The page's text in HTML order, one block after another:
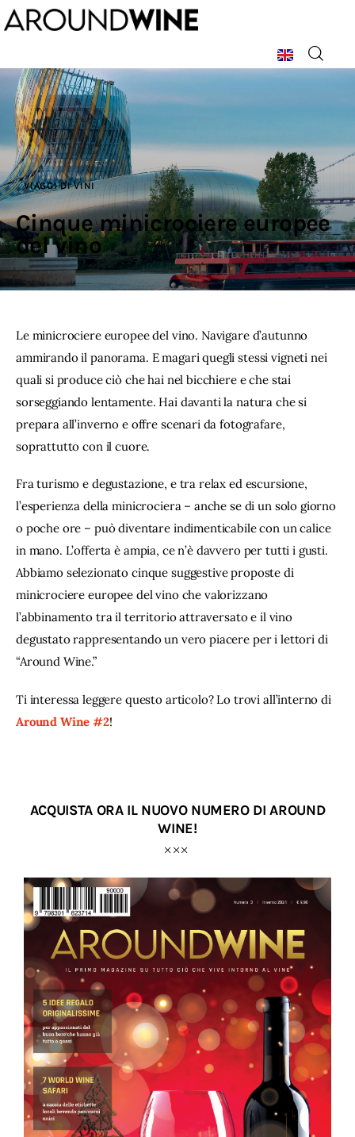
Home
Chi Siamo
La Rivista
Argomenti
Pubblicità
VIAGGI DI VINI
Cinque minicrociere europee
del vino
Le minicrociere europee del vino. Navigare d’autunno
ammirando il panorama. E magari quegli stessi vigneti nei
quali si produce ciò che hai nel bicchiere e che stai
sorseggiando lentamente. Hai davanti la natura che si
prepara all’inverno e offre scenari da fotografare,
soprattutto con il cuore.
Fra turismo e degustazione, e tra relax ed escursione,
l’esperienza della minicrociera – anche se di un solo giorno
o poche ore – può diventare indimenticabile con un calice
in mano. L’offerta è ampia, ce n’è davvero per tutti i gusti.
Abbiamo selezionato cinque suggestive proposte di
minicrociere europee del vino che valorizzano
l’abbinamento tra il territorio attraversato e il vino
degustato rappresentando un vero piacere per i lettori di
“Around Wine.”
Ti interessa leggere questo articolo? Lo trovi all’interno di
Around Wine #2!
ACQUISTA ORA IL NUOVO NUMERO DI AROUND
WINE!